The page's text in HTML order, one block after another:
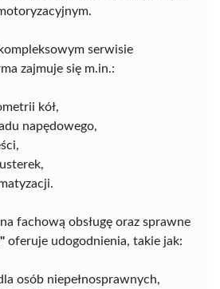
serwisie
zajmuje się m.in.:
kół,
napędowego,
fachową obsługę oraz sprawne
oferuje udogodnienia, takie jak:
osób niepełnosprawnych,